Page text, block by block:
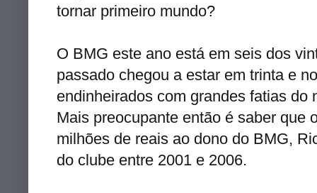
tornar primeiro mundo?
O BMG este ano está em seis dos
passado chegou a estar em trinta e
endinheirados com grandes fatias
Mais preocupante então é saber que
milhões de reais ao dono do BMG,
do clube entre 2001 e 2006.